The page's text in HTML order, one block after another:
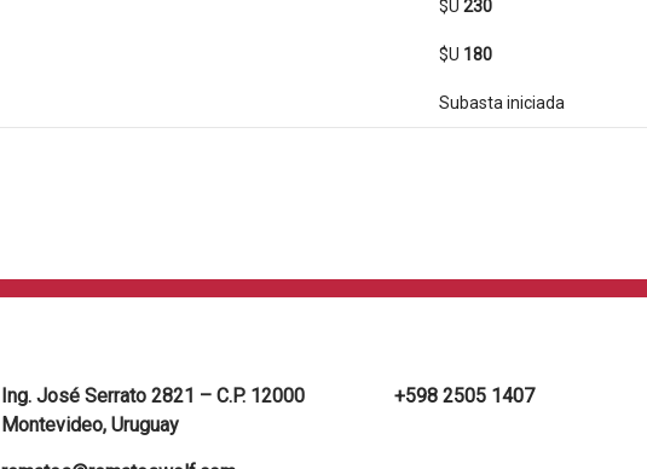
$U 230
$U 180
Subasta iniciada
Ing. José Serrato 2821 – C.P. 12000
Montevideo, Uruguay
+598 2505 1407